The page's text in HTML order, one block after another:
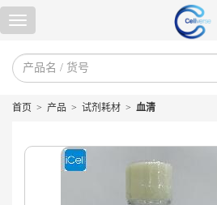
首页 > 产品 > 试剂耗材 > 血清